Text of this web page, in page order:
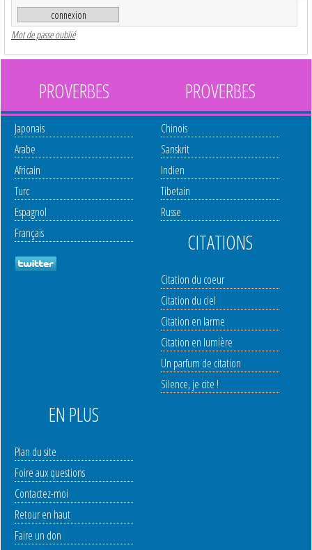
Mot de passe oublié
PROVERBES
Japonais
Arabe
Africain
Turc
Espagnol
Français
PROVERBES
Chinois
Sanskrit
Indien
Tibetain
Russe
CITATIONS
Citation du coeur
Citation du ciel
Citation en larme
Citation en lumière
Un parfum de citation
Silence, je cite !
EN PLUS
Plan du site
Foire aux questions
Contactez-moi
Retour en haut
Faire un don